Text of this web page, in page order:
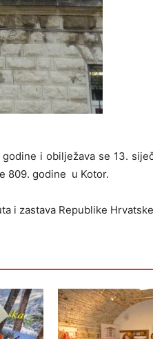
i obilježava se 13.
809. godine u Kotor.
i zastava Republike